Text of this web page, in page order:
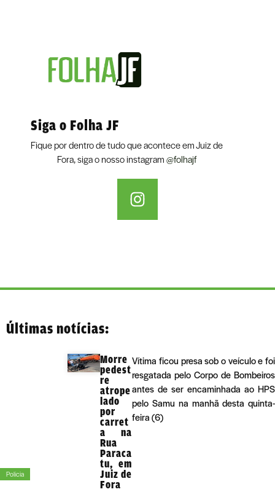
Siga o Folha JF
Fique por dentro de tudo que acontece em Juiz de
Fora, siga o nosso instagram@folhajf
Últimas notícias:
Polícia
Morre
pedest
re
atrope
lado
por
carret
a na
Rua
Paraca
tu, em
Juiz de
Fora
Vítima ficou presa sob o veículo e foi
resgatada pelo Corpo de Bombeiros
antes de ser encaminhada ao HPS
pelo Samu na manhã desta quinta-
feira (6)